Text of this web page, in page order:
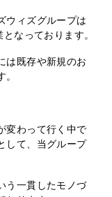
ウィズグループは
なっております。
は既存や新規のお
変わって行く中で
して、当グループ
う一貫したモノづ